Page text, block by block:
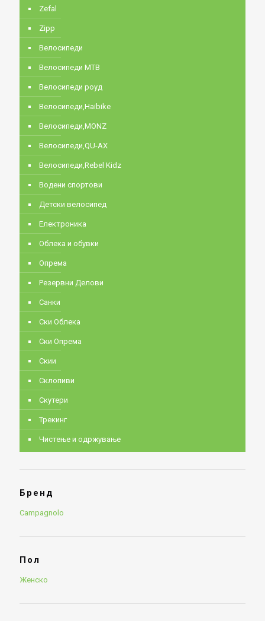
Zefal
Zipp
Велосипеди
Велосипеди MTB
Велосипеди роуд
Велосипеди,Haibike
Велосипеди,MONZ
Велосипеди,QU-AX
Велосипеди,Rebel Kidz
Водени спортови
Детски велосипед
Електроника
Облека и обувки
Опрема
Резервни Делови
Санки
Ски Облека
Ски Опрема
Скии
Склопиви
Скутери
Трекинг
Чистење и одржување
Бренд
Campagnolo
Пол
Женско